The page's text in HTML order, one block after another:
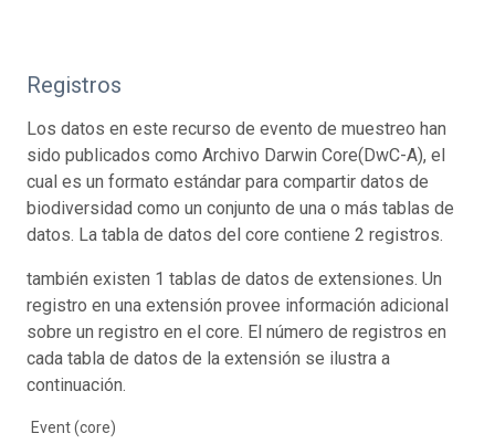
Registros
Los datos en este recurso de evento de muestreo han
sido publicados como Archivo Darwin Core(DwC-A), el
cual es un formato estándar para compartir datos de
biodiversidad como un conjunto de una o más tablas de
datos. La tabla de datos del core contiene 2 registros.
también existen 1 tablas de datos de extensiones. Un
registro en una extensión provee información adicional
sobre un registro en el core. El número de registros en
cada tabla de datos de la extensión se ilustra a
continuación.
Event (core)